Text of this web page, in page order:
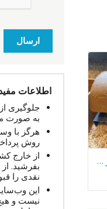
Unitime Breitling معتبر با دستبند فولادی w / جعبه و مقالات
ارسال
اطلاعات
جلوگیری
به صورت
هرگز با
روش
از خارج
بفرشید.
نقدی را
این
نیست و